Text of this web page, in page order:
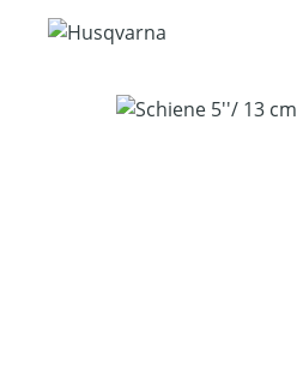
Bildergalerie überspringen